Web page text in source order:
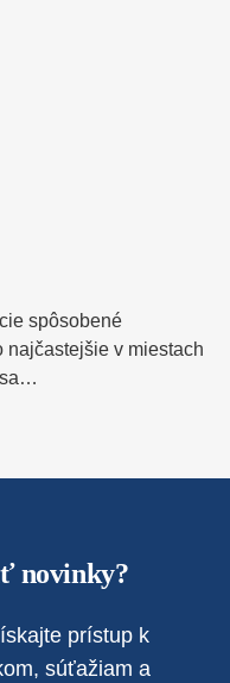
spôsobené
najčastejšie v miestach
sa…
novinky?
prístup k
súťažiam a